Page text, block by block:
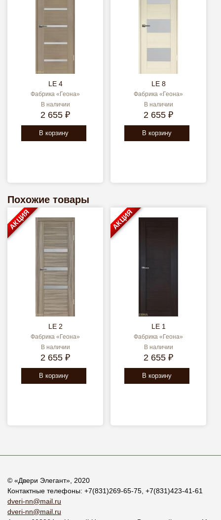
LE 4
Фабрика «Геона»
В наличии
2 655 ₽
В корзину
LE 8
Фабрика «Геона»
В наличии
2 655 ₽
В корзину
Похожие товары
LE 2
Фабрика «Геона»
В наличии
2 655 ₽
В корзину
АКЦИЯ
LE 1
Фабрика «Геона»
В наличии
2 655 ₽
В корзину
АКЦИЯ
© «Двери Элегант», 2020
Контактные телефоны: +7(831)269-65-75 +7(831)423-41-61
dveri-nn@mail.ru
dveri-nn@mail.ru